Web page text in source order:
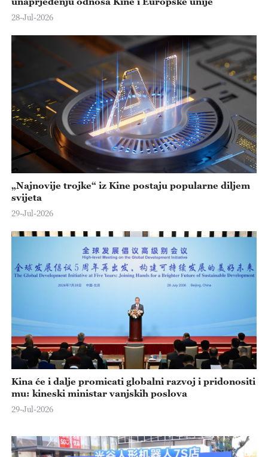
28-Jul-2026
„Najnovije trojke“ iz Kine postaju popularne diljem
svijeta
29-Jul-2026
Kina će i dalje promicati globalni razvoj i pridonositi
mu: kineski ministar vanjskih poslova
29-Jul-2026